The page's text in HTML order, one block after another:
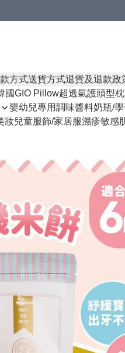
方式送貨方式退貨及退款政
國GIO Pillow超透氣護頭型
嬰幼兒專用調味醬料奶瓶/
妝兒童服飾/家居服濕疹敏感